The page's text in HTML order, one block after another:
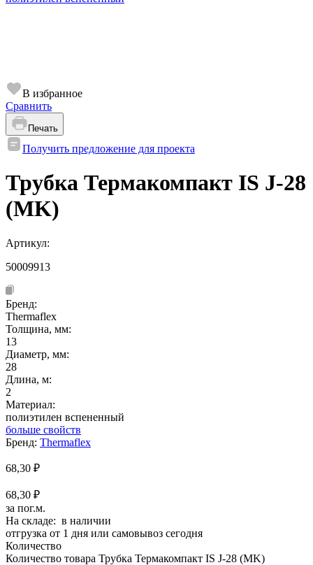
В избранное
Сравнить
Печать
Получить предложение для проекта
Трубка Термакомпакт IS J-28
(MK)
Артикул:
50009913
Бренд:
Thermaflex
Толщина, мм:
13
Диаметр, мм:
28
Длина, м:
2
Материал:
полиэтилен вспененный
больше свойств
Бренд: Thermaflex
68,30 ₽
68,30 ₽
за пог.м.
На складе: в наличии
отгрузка от 1 дня или самовывоз сегодня
Количество
Количество товара Трубка Термакомпакт IS J-28 (MK)